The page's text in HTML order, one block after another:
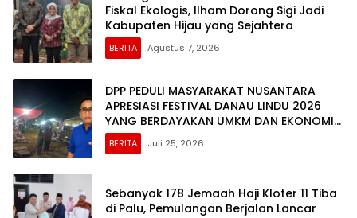
Fiskal Ekologis, Ilham Dorong Sigi Jadi
Kabupaten Hijau yang Sejahtera
BERITA Agustus 7, 2026
DPP PEDULI MASYARAKAT NUSANTARA
APRESIASI FESTIVAL DANAU LINDU 2026
YANG BERDAYAKAN UMKM DAN EKONOMI
KERAKYATAN
BERITA Juli 25, 2026
Sebanyak 178 Jemaah Haji Kloter 11 Tiba
di Palu, Pemulangan Berjalan Lancar